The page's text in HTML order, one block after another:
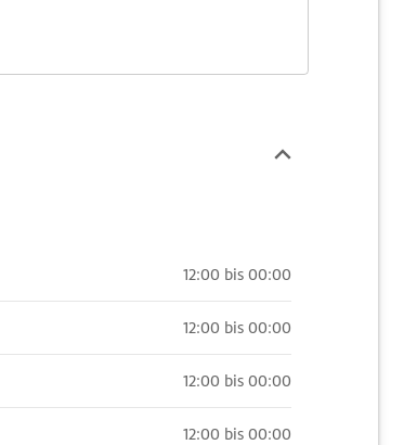
12:00 bis 00:00
12:00 bis 00:00
12:00 bis 00:00
12:00 bis 00:00